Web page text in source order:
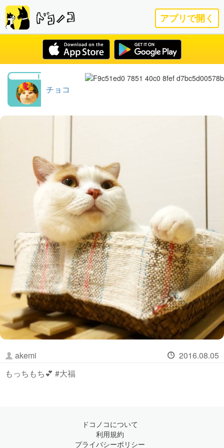
アプリで開く
チョコ
akemi
2016.08.05
もっちもち💕 #大福
ドコノコについて
利用規約
プライバシーポリシー